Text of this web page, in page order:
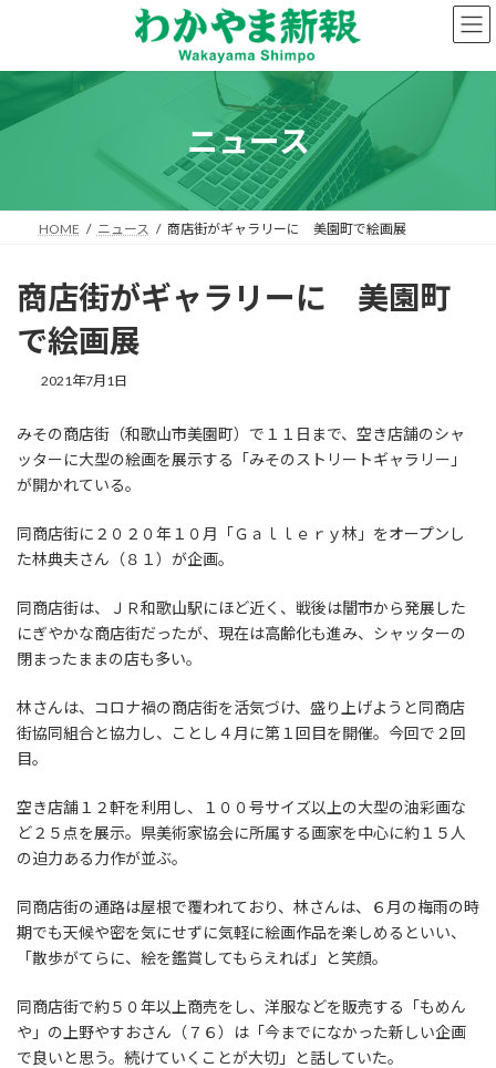
ン
へ
プ
ー
ョ
動
ニュース
HOME ニュース 商店街がギャラリーに 美園町で絵画展
商店街がギャラリーに 美園町
で絵画展
2021年7月1日
みその商店街（和歌山市美園町）で１１日まで、空き店舗のシャ
ッターに大型の絵画を展示する「みそのストリートギャラリー」
が開かれている。
同商店街に２０２０年１０月「Ｇａｌｌｅｒｙ林」をオープンし
た林典夫さん（８１）が企画。
同商店街は、ＪＲ和歌山駅にほど近く、戦後は闇市から発展した
にぎやかな商店街だったが、現在は高齢化も進み、シャッターの
閉まったままの店も多い。
林さんは、コロナ禍の商店街を活気づけ、盛り上げようと同商店
街協同組合と協力し、ことし４月に第１回目を開催。今回で２回
目。
空き店舗１２軒を利用し、１００号サイズ以上の大型の油彩画な
ど２５点を展示。県美術家協会に所属する画家を中心に約１５人
の迫力ある力作が並ぶ。
同商店街の通路は屋根で覆われており、林さんは、６月の梅雨の時
期でも天候や密を気にせずに気軽に絵画作品を楽しめるといい、
「散歩がてらに、絵を鑑賞してもらえれば」と笑顔。
同商店街で約５０年以上商売をし、洋服などを販売する「もめん
や」の上野やすおさん（７６）は「今までになかった新しい企画
で良いと思う。続けていくことが大切」と話していた。